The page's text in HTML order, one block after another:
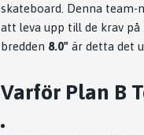
skateboard. Denna team-
att leva upp till de krav
bredden 8.0" är detta det
Varför Plan B